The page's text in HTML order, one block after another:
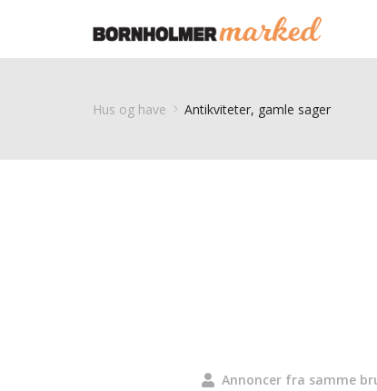
Hus og have Antikviteter, gamle sager
Annoncer fra samme